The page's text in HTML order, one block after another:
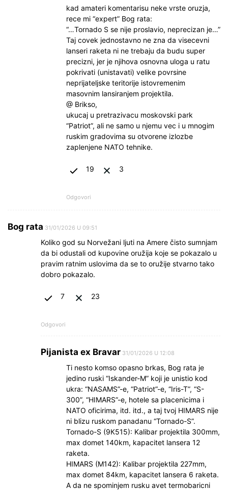
kad amateri komentarisu neke vrste oruzja,
rece mi “expert” Bog rata:
“…Tornado S se nije proslavio, neprecizan je…”
Taj covek jednostavno ne zna da visecevni
lanseri raketa ni ne trebaju da budu super
precizni, jer je njihova osnovna uloga u ratu
pokrivati (unistavati) velike povrsine
neprijateljske teritorije istovremenim
masovnim lansiranjem projektila.
@ Brikso,
ukucaj u pretrazivacu moskovski park
“Patriot”, ali ne samo u njemu vec i u mnogim
ruskim gradovima su otvorene izlozbe
zaplenjene NATO tehnike.
19 3
Odgovori
Bog rata 31/01/2026 U 09:51
Koliko god su Norvežani ljuti na Amere čisto sumnjam
da bi odustali od kupovine oružija koje se pokazalo u
pravim ratnim uslovima da se to oružije stvarno tako
dobro pokazalo.
7 23
Odgovori
Pijanista ex Bravar 31/01/2026 U 12:08
Ti nesto komso opasno brkas, Bog rata je
jedino ruski “Iskander-M” koji je unistio kod
ukra: “NASAMS”-e, “Patriot”-e, “Iris-T”, “S-
300”, “HIMARS”-e, hotele sa placenicima i
NATO oficirima, itd. itd., a taj tvoj HIMARS nije
ni blizu ruskom panadanu “Tornado-S”.
Tornado-S (9К515): Kalibar projektila 300mm,
max domet 140km, kapacitet lansera 12
raketa.
HIMARS (M142): Kalibar projektila 227mm,
max domet 84km, kapacitet lansera 6 raketa.
A da ne spominjem rusku avet termobaricni